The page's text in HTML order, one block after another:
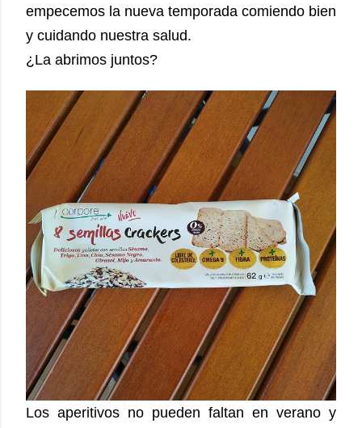
empecemos la nueva temporada comiendo bien
y cuidando nuestra salud.
¿La abrimos juntos?
Los aperitivos no pueden faltan en verano y